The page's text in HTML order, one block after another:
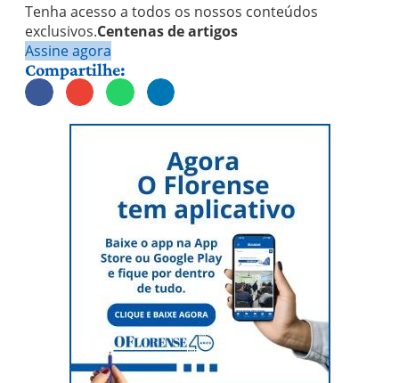
Tenha acesso a todos os nossos conteúdos
exclusivos.Centenas de artigos
Assine agora
Compartilhe: